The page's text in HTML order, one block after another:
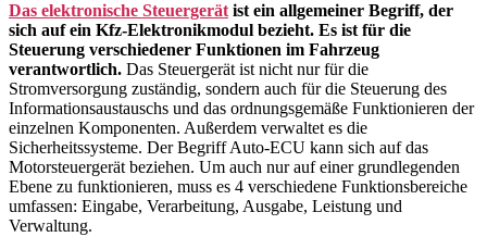
Das elektronische Steuergerät ist ein allgemeiner Begriff, der
sich auf ein Kfz-Elektronikmodul bezieht. Es ist für die
Steuerung verschiedener Funktionen im Fahrzeug
verantwortlich. Das Steuergerät ist nicht nur für die
Stromversorgung zuständig, sondern auch für die Steuerung des
Informationsaustauschs und das ordnungsgemäße Funktionieren der
einzelnen Komponenten. Außerdem verwaltet es die
Sicherheitssysteme. Der Begriff Auto-ECU kann sich auf das
Motorsteuergerät beziehen. Um auch nur auf einer grundlegenden
Ebene zu funktionieren, muss es 4 verschiedene Funktionsbereiche
umfassen: Eingabe, Verarbeitung, Ausgabe, Leistung und
Verwaltung.